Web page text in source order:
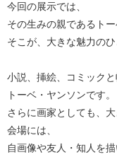
今回の展示では、
その生みの親であるト
そこが、大きな魅力の
小説、挿絵、コミックと
トーベ・ヤンソンです。
さらに画家としても、
会場には、
自画像や友人・知人を